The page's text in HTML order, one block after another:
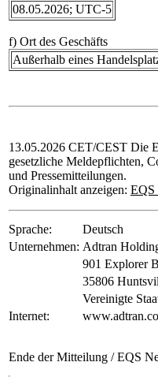
08.05.2026; UTC-5
f) Ort des Geschäfts
Außerhalb eines
13.05.2026 CET/CEST Die
gesetzliche Meldepflichten,
und Pressemitteilungen.
Originalinhalt anzeigen: EQS
Sprache:
Deutsch
Unternehmen: Adtran
901 Explorer
35806
Vereinigte
Internet:
Ende der Mitteilung / EQS